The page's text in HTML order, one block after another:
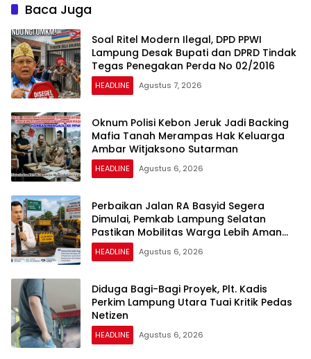
Baca Juga
Soal Ritel Modern Ilegal, DPD PPWI
Lampung Desak Bupati dan DPRD Tindak
Tegas Penegakan Perda No 02/2016
HEADLINE Agustus 7, 2026
Oknum Polisi Kebon Jeruk Jadi Backing
Mafia Tanah Merampas Hak Keluarga
Ambar Witjaksono Sutarman
HEADLINE Agustus 6, 2026
Perbaikan Jalan RA Basyid Segera
Dimulai, Pemkab Lampung Selatan
Pastikan Mobilitas Warga Lebih Aman
dan Nyaman
HEADLINE Agustus 6, 2026
Diduga Bagi-Bagi Proyek, Plt. Kadis
Perkim Lampung Utara Tuai Kritik Pedas
Netizen
HEADLINE Agustus 6, 2026